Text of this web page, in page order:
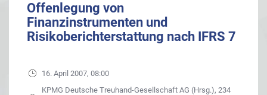
Offenlegung von
Finanzinstrumenten und
Risikoberichterstattung nach IFRS 7
16. April 2007, 08:00
KPMG Deutsche Treuhand-Gesellschaft AG (Hrsg.), 234